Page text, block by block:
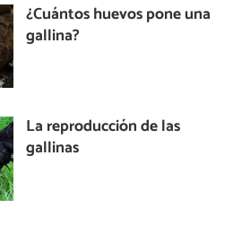
¿Cuántos huevos pone una
gallina?
La reproducción de las
gallinas